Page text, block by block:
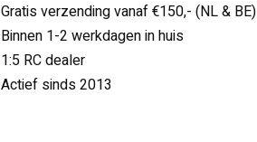
Gratis verzending vanaf €150,- (NL & BE)
Binnen 1-2 werkdagen in huis
1:5 RC dealer
Actief sinds 2013